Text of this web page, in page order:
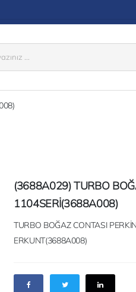
(3688A029) TURBO
1104SERİ(3688A008)
TURBO BOĞAZ CONTASI
ERKUNT(3688A008)